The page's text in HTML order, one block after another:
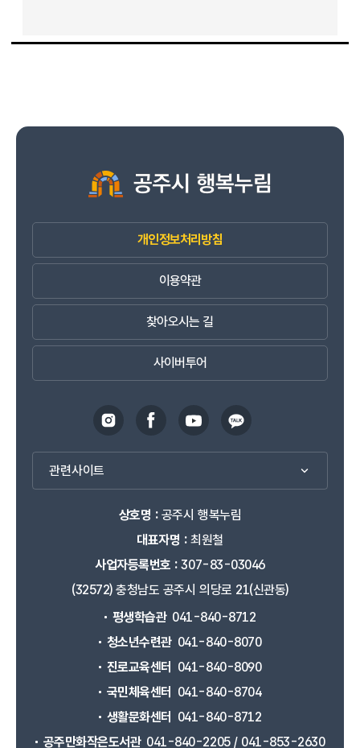
개인정보처리방침
이용약관
찾아오시는 길
사이버투어
관련사이트
상호명 :공주시 행복누림
대표자명 :최원철
사업자등록번호 :307-83-03046
(32572) 충청남도 공주시 의당로 21(신관동)
평생학습관 041-840-8712
청소년수련관 041-840-8070
진로교육센터
041-840-8090
국민체육센터
041-840-8704
생활문화센터
041-840-8712
공주만화작은도서관 041-840-2205 / 041-853-2630